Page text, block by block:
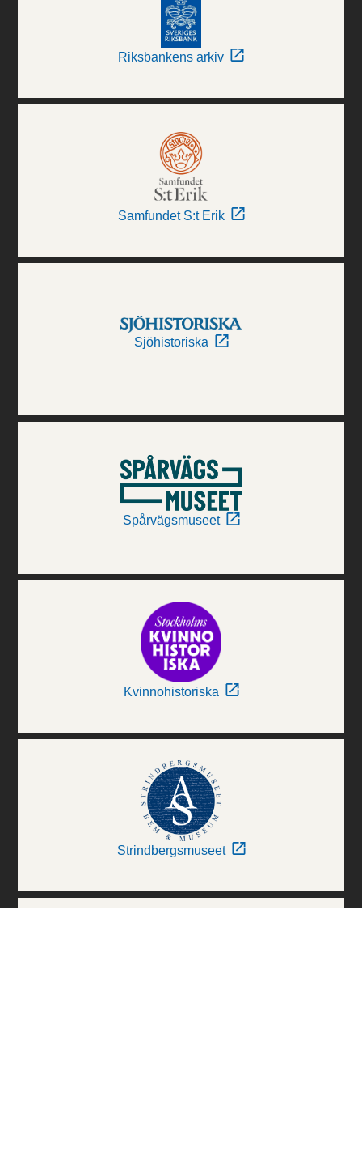
Riksbankens arkiv
Samfundet S:t Erik
Sjöhistoriska
Spårvägsmuseet
Kvinnohistoriska
Strindbergsmuseet